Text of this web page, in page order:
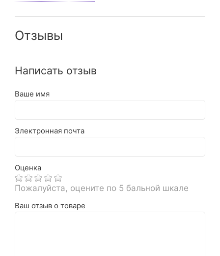
Отзывы
Написать отзыв
Ваше имя
Электронная почта
Оценка
Пожалуйста, оцените по 5 бальной шкале
Ваш отзыв о товаре